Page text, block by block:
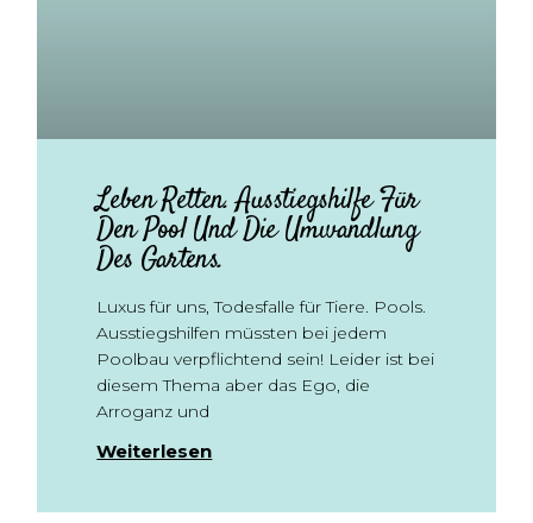
Leben Retten. Ausstiegshilfe Für
Den Pool Und Die Umwandlung
Des Gartens.
Luxus für uns, Todesfalle für Tiere. Pools.
Ausstiegshilfen müssten bei jedem
Poolbau verpflichtend sein! Leider ist bei
diesem Thema aber das Ego, die
Arroganz und
Weiterlesen